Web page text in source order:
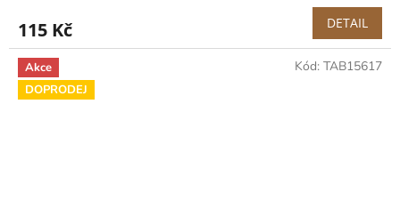
115 Kč DETAIL
Akce
DOPRODEJ
Kód: TAB15617